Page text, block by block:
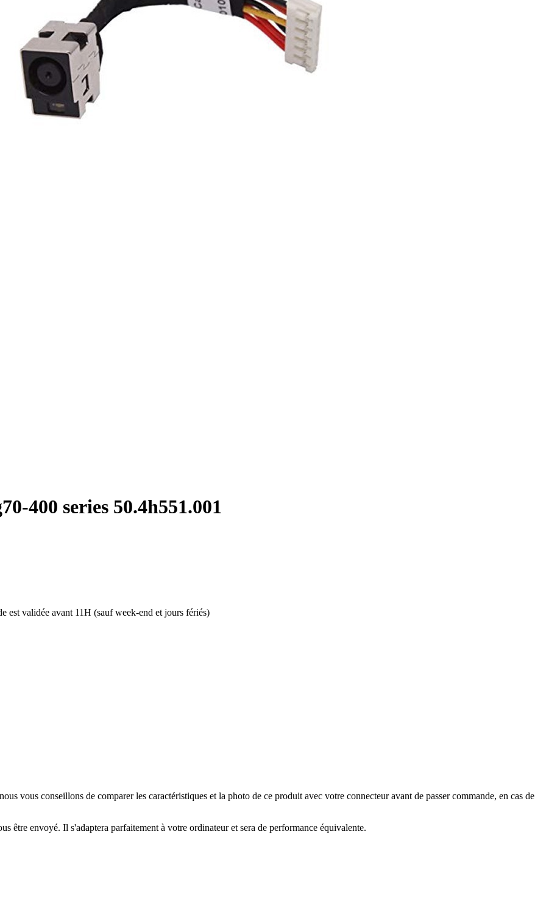
400 series 50.4h551.001
est validée avant 11H (sauf week-end et jours fériés)
vous conseillons de comparer les caractéristiques et la photo de ce produit avec votre connecteur avant de passer commande, en cas de
être envoyé. Il s'adaptera parfaitement à votre ordinateur et sera de performance équivalente.